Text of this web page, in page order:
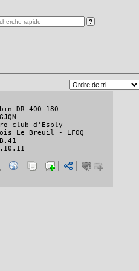
DR 400-180
club d'Esbly
Le Breuil - LFOQ